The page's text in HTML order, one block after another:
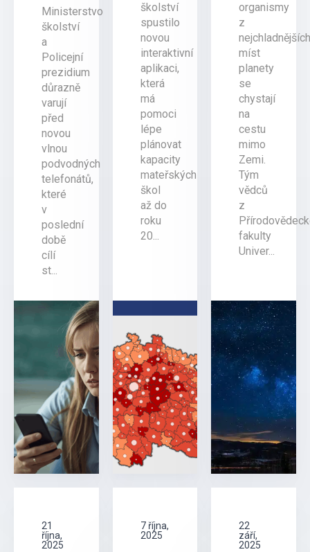
Ministerstvo
školství
a
Policejní
prezidium
důrazně
varují
před
novou
vlnou
podvodných
telefonátů,
které
v
poslední
době
cílí
st...
školství
spustilo
novou
interaktivní
aplikaci,
která
má
pomoci
lépe
plánovat
kapacity
mateřských
škol
až do
roku
20...
organismy
z
míst
planety
se
chystají
na
cestu
mimo
Zemi.
Tým
vědců
z
fakulty
Univer...
21
října,
2025
7 října,
2025
22
září,
2025